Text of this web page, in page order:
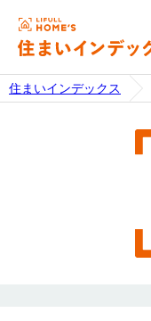
住まいインデックス